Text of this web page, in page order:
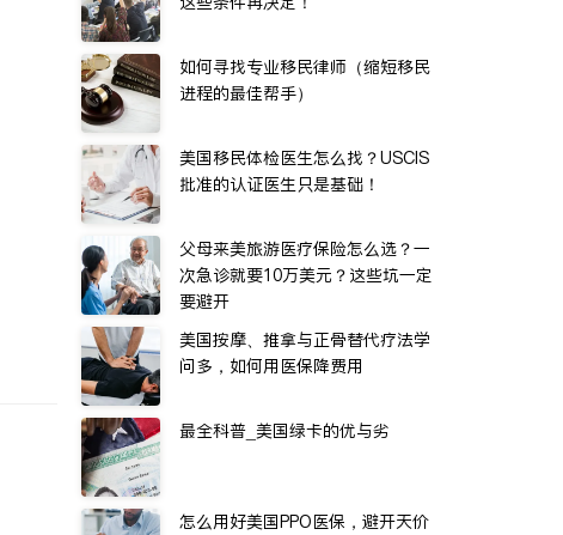
如何寻找专业移民律师（缩短移民
进程的最佳帮手）
美国移民体检医生怎么找？USCIS
批准的认证医生只是基础！
父母来美旅游医疗保险怎么选？一
次急诊就要10万美元？这些坑一定
要避开
美国按摩、推拿与正骨替代疗法学
问多，如何用医保降费用
最全科普_美国绿卡的优与劣
怎么用好美国PPO医保，避开天价